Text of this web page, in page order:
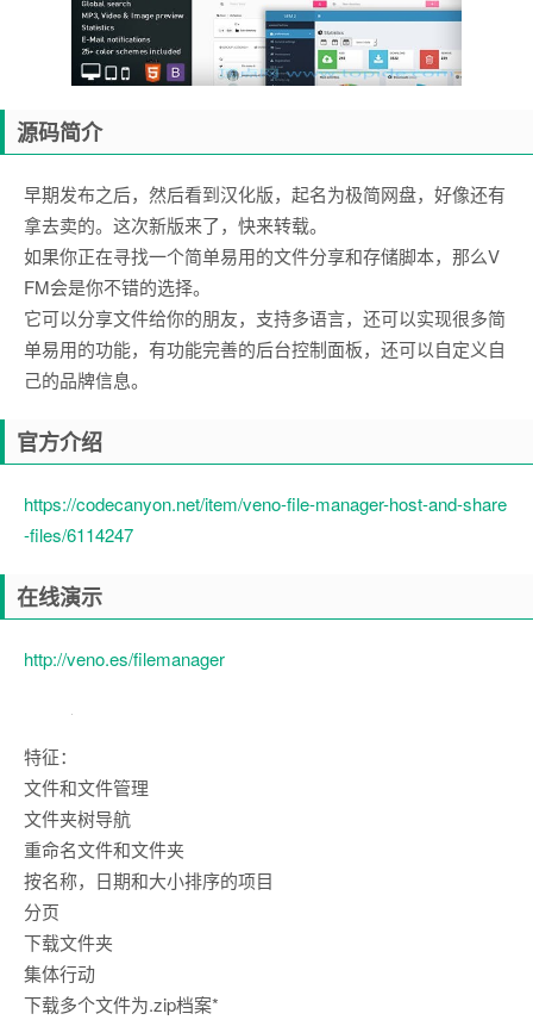
源码简介
早期发布之后，然后看到汉化版，起名为极简网盘，好像还有
拿去卖的。这次新版来了，快来转载。
如果你正在寻找一个简单易用的文件分享和存储脚本，那么V
FM会是你不错的选择。
它可以分享文件给你的朋友，支持多语言，还可以实现很多简
单易用的功能，有功能完善的后台控制面板，还可以自定义自
己的品牌信息。
官方介绍
https://codecanyon.net/item/veno-file-manager-host-and-share
-files/6114247
在线演示
http://veno.es/filemanager
特征：
文件和文件管理
文件夹树导航
重命名文件和文件夹
按名称，日期和大小排序的项目
分页
下载文件夹
集体行动
下载多个文件为.zip档案*